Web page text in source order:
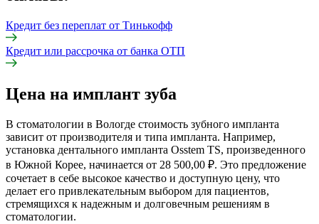
Кредит без переплат от Тинькофф
Кредит или рассрочка от банка ОТП
Цена на имплант зуба
В стоматологии в Вологде стоимость зубного импланта
зависит от производителя и типа импланта. Например,
установка дентального импланта Osstem TS, произведенного
в Южной Корее, начинается от 28 500,00 ₽. Это предложение
сочетает в себе высокое качество и доступную цену, что
делает его привлекательным выбором для пациентов,
стремящихся к надежным и долговечным решениям в
стоматологии.